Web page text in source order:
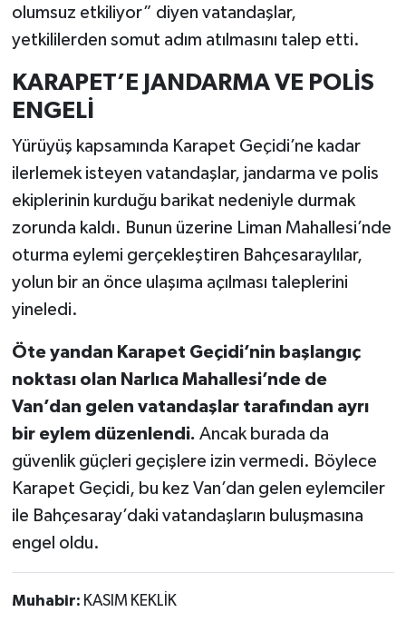
olumsuz etkiliyor” diyen vatandaşlar,
yetkililerden somut adım atılmasını talep etti.
KARAPET’E JANDARMA VE POLİS
ENGELİ
Yürüyüş kapsamında Karapet Geçidi’ne kadar
ilerlemek isteyen vatandaşlar, jandarma ve polis
ekiplerinin kurduğu barikat nedeniyle durmak
zorunda kaldı. Bunun üzerine Liman Mahallesi’nde
oturma eylemi gerçekleştiren Bahçesaraylılar,
yolun bir an önce ulaşıma açılması taleplerini
yineledi.
Öte yandan Karapet Geçidi’nin başlangıç
noktası olan Narlıca Mahallesi’nde de
Van’dan gelen vatandaşlar tarafından ayrı
bir eylem düzenlendi. Ancak burada da
güvenlik güçleri geçişlere izin vermedi. Böylece
Karapet Geçidi, bu kez Van’dan gelen eylemciler
ile Bahçesaray’daki vatandaşların buluşmasına
engel oldu.
Muhabir: KASIM KEKLİK